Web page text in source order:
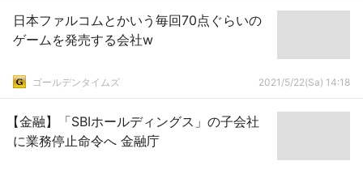
日本ファルコムとかいう毎回70点ぐらいの
ゲームを発売する会社w
ゴールデンタイムズ 2021/5/22(Sa) 14:18
【金融】「SBIホールディングス」の子会社
に業務停止命令へ 金融庁